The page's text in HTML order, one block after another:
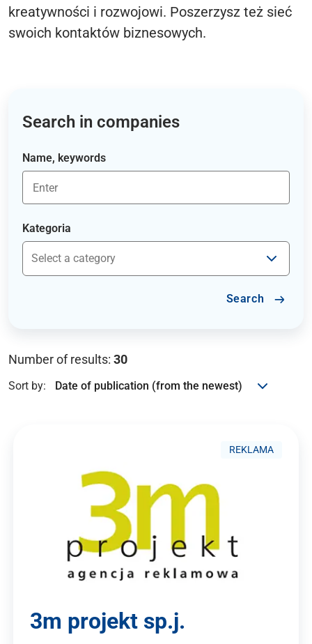
kreatywności i rozwojowi. Poszerzysz też sieć
swoich kontaktów biznesowych.
Search in companies
Name, keywords
Kategoria
Search
Number of results: 30
Sort by:
REKLAMA
3m projekt sp.j.